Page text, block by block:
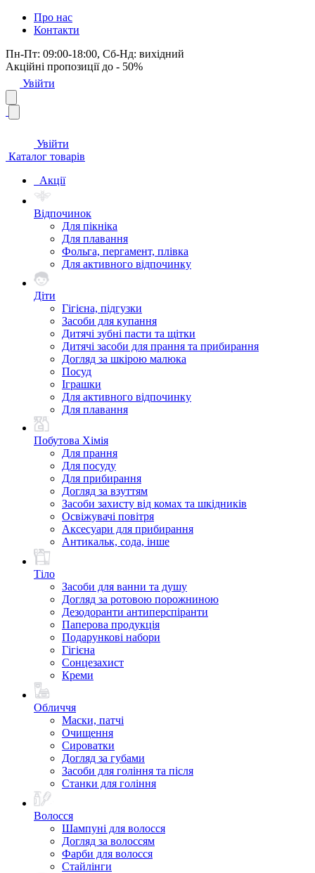
Про нас
Контакти
Пн-Пт: 09:00-18:00, Сб-Нд: вихідний
Акційні пропозиції до - 50%
Увійти
Увійти
Каталог товарів
Акції
Відпочинок
Для пікніка
Для плавання
Фольга, пергамент, плівка
Для активного відпочинку
Діти
Гігієна, підгузки
Засоби для купання
Дитячі зубні пасти та щітки
Дитячі засоби для прання та прибирання
Догляд за шкірою малюка
Посуд
Іграшки
Для активного відпочинку
Для плавання
Побутова Хімія
Для прання
Для посуду
Для прибирання
Догляд за взуттям
Засоби захисту від комах та шкідників
Освіжувачі повітря
Аксесуари для прибирання
Антикальк, сода, інше
Тіло
Засоби для ванни та душу
Догляд за ротовою порожниною
Дезодоранти антиперспіранти
Паперова продукція
Подарункові набори
Гігієна
Сонцезахист
Креми
Обличчя
Маски, патчі
Очищення
Сироватки
Догляд за губами
Засоби для гоління та після
Станки для гоління
Волосся
Шампуні для волосся
Догляд за волоссям
Фарби для волосся
Стайлінги